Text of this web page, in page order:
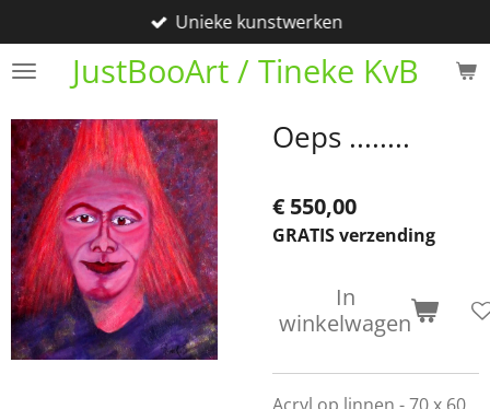
direct
naar
hoofdinhoud
JustBooArt / Tineke KvB
Unieke kunstwerken
Oeps ........
€ 550,00
GRATIS verzending
In
winkelwagen